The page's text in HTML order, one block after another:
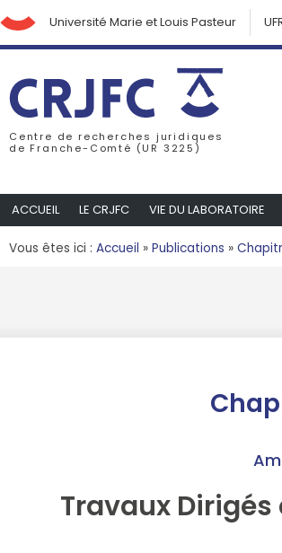
Université Marie et Louis Pasteur
Centre de recherches juridiques
de Franche-Comté (UR 3225)
ACCUEIL LE CRJFC VIE DU LABORATOIRE
Vous êtes ici : Accueil » Publications »
Travaux